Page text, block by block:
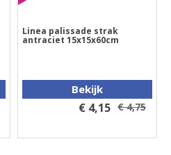
Linea palissade strak
antraciet 15x15x60cm
Bekijk
€ 4,15 € 4,75